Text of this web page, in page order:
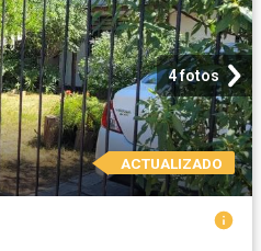
4 fotos
ACTUALIZADO